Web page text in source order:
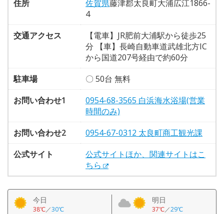
住所 佐賀県藤津郡太良町大浦広江1866-
4
交通アクセス
【電車】JR肥前大浦駅から徒歩25
分 【車】長崎自動車道武雄北方IC
から国道207号経由で約60分
駐車場
〇 50台 無料
お問い合わせ1
0954-68-3565 白浜海水浴場(営業
時間のみ)
お問い合わせ2
0954-67-0312 太良町商工観光課
公式サイト
公式サイトほか、関連サイトはこ
ちら
今日
38℃／30℃
明日
37℃／29℃